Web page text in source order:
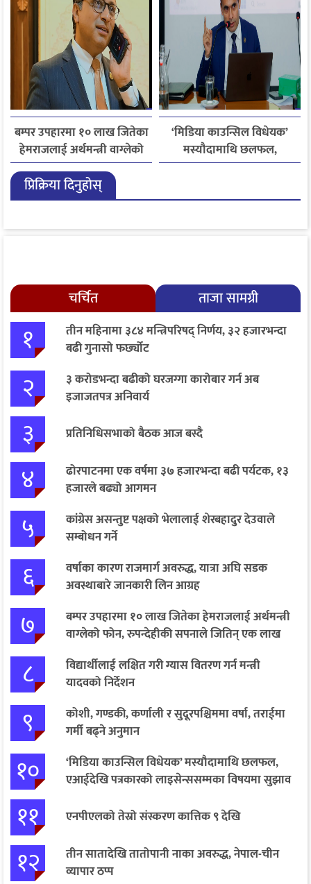
बम्पर उपहारमा १० लाख जितेका
हेमराजलाई अर्थमन्त्री वाग्लेको
फोन, रुपन्देहीकी सपनाले
जितिन् एक लाख
‘मिडिया काउन्सिल विधेयक’
मस्यौदामाथि छलफल,
एआईदेखि पत्रकारको
सुझाव
प्रिक्रिया दिनुहोस्
चर्चित ताजा सामग्री
१
तीन महिनामा ३८४ मन्त्रिपरिषद् निर्णय, ३२ हजारभन्दा
बढी गुनासो फर्छ्योट
२
३ करोडभन्दा बढीको घरजग्गा कारोबार गर्न अब
इजाजतपत्र अनिवार्य
३ प्रतिनिधिसभाको बैठक आज बस्दै
४
ढोरपाटनमा एक वर्षमा ३७ हजारभन्दा बढी पर्यटक, १३
हजारले बढ्यो आगमन
५
कांग्रेस असन्तुष्ट पक्षको भेलालाई शेरबहादुर देउवाले
सम्बोधन गर्ने
६
वर्षाका कारण राजमार्ग अवरुद्ध, यात्रा अघि सडक
अवस्थाबारे जानकारी लिन आग्रह
७
बम्पर उपहारमा १० लाख जितेका हेमराजलाई अर्थमन्त्री
वाग्लेको फोन, रुपन्देहीकी सपनाले जितिन् एक लाख
८
विद्यार्थीलाई लक्षित गरी ग्यास वितरण गर्न मन्त्री
यादवको निर्देशन
९
कोशी, गण्डकी, कर्णाली र सुदूरपश्चिममा वर्षा, तराईमा
गर्मी बढ्ने अनुमान
१०
‘मिडिया काउन्सिल विधेयक’ मस्यौदामाथि छलफल,
एआईदेखि पत्रकारको लाइसेन्ससम्मका विषयमा सुझाव
११ एनपीएलको तेस्रो संस्करण कात्तिक ९ देखि
१२
तीन सातादेखि तातोपानी नाका अवरुद्ध, नेपाल-चीन
व्यापार ठप्प